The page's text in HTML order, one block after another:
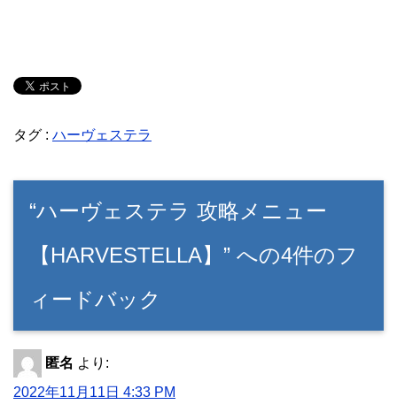
タグ : ハーヴェステラ
“ハーヴェステラ 攻略メニュー
【HARVESTELLA】” への4件のフ
ィードバック
匿名 より:
2022年11月11日 4:33 PM